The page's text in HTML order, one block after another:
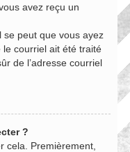
avez reçu un
se peut que vous ayez
courriel ait été traité
de l’adresse courriel
?
cela. Premièrement,